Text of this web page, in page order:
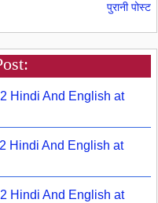
पुरानी पोस्ट
Hindi And English at
Hindi And English at
Hindi And English at